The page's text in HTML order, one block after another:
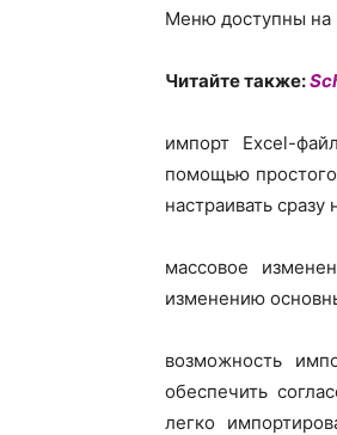
Меню доступны на
Читайте также:
импорт Excel-
помощью простого
настраивать
массовое
изменению
возможность
обеспечить
легко